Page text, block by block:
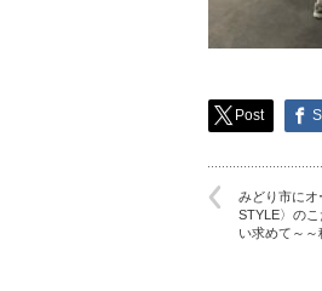
Post
みどり市にオ
STYLE〉の
い求めて～